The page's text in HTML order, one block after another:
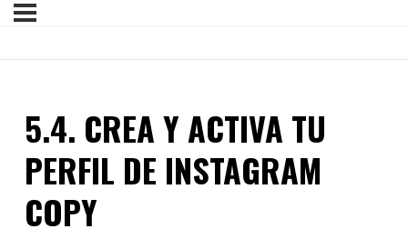
5.4. CREA Y ACTIVA TU
PERFIL DE INSTAGRAM
COPY